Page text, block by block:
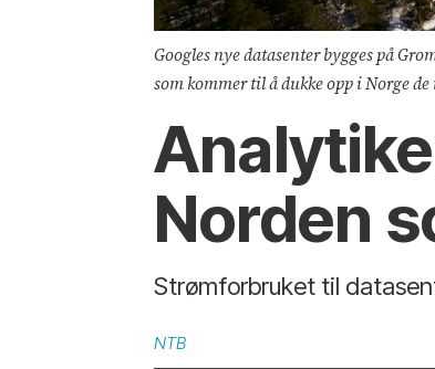
Googles nye datasenter bygges på
som kommer til å dukke opp i Norge
Norden
Strømforbruket til
NTB